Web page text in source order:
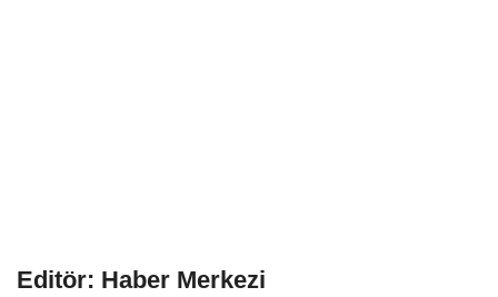
Editör: Haber Merkezi